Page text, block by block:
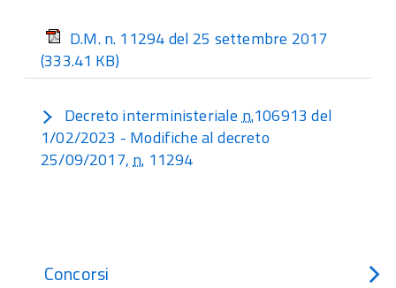
D.M. n. 11294 del 25 settembre 2017
(333.41 KB)
Decreto interministerialen.106913 del
1/02/2023 - Modifiche al decreto
25/09/2017,n. 11294
Concorsi